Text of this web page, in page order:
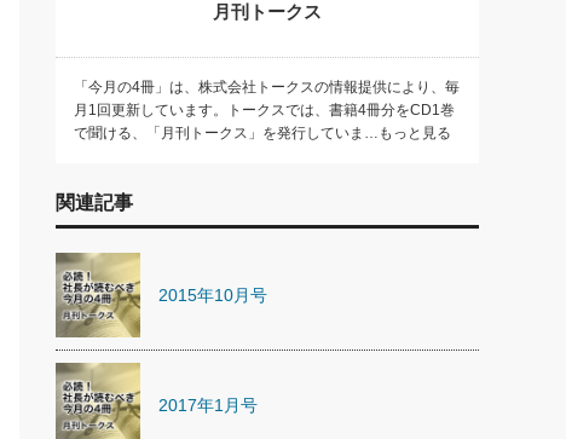
月刊トークス
「今月の4冊」は、株式会社トークスの情報提供により、毎
月1回更新しています。トークスでは、書籍4冊分をCD1巻
で聞ける、「月刊トークス」を発行していま…もっと見る
関連記事
2015年10月号
2017年1月号